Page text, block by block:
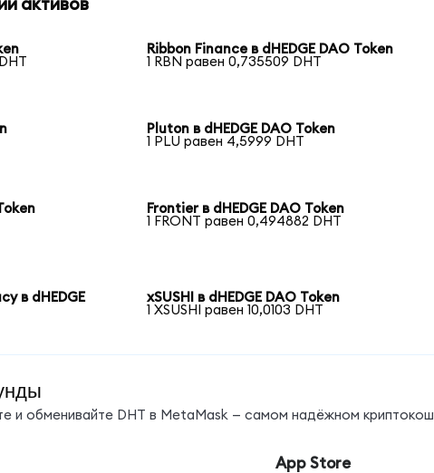
активов
Ribbon Finance в dHEDGE DAO Token
1 RBN равен 0,735509 DHT
Pluton в dHEDGE DAO Token
1 PLU равен 4,5999 DHT
Frontier в dHEDGE DAO Token
1 FRONT равен 0,494882 DHT
в dHEDGE
xSUSHI в dHEDGE DAO Token
1 XSUSHI равен 10,0103 DHT
и обменивайте DHT в MetaMask — самом надёжном
App Store